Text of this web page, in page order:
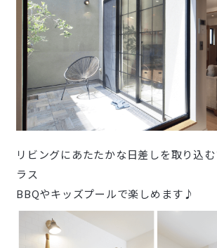
リビングにあたたかな日差しを取り込
ラス
BBQやキッズプールで楽しめます♪